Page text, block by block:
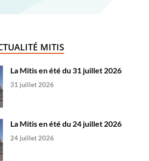
MITIS
La Mitis en été du 31 juillet 2026
31 juillet 2026
La Mitis en été du 24 juillet 2026
24 juillet 2026